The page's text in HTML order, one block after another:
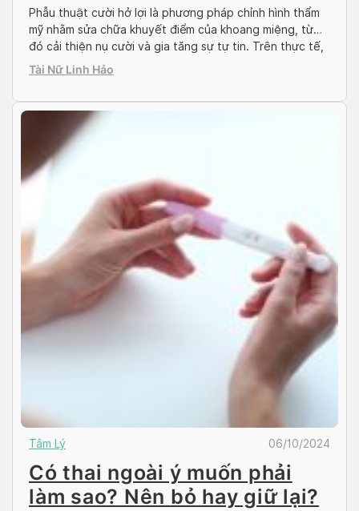
Phẫu thuật cười hở lợi là phương pháp chỉnh hình thẩm
mỹ nhằm sửa chữa khuyết điểm của khoang miệng, từ
đó cải thiện nụ cười và gia tăng sự tự tin. Trên thực tế,
vẫn còn không ít người lo lắng đến biến chứng hậu phẫu
Tài Nữ Linh Hảo
Tâm Lý 06/10/2024
Có thai ngoài ý muốn phải
làm sao? Nên bỏ hay giữ lại?